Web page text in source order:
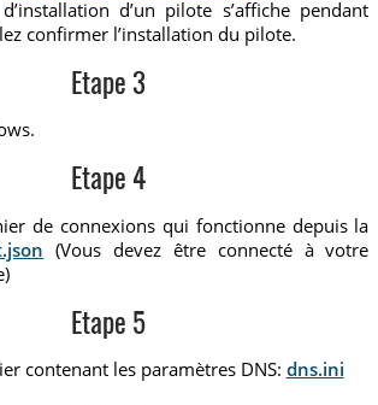
d’un pilote s’affiche pendant
confirmer l’installation du pilote.
Etape 3
Etape 4
de connexions qui fonctionne depuis la
(Vous devez être connecté à votre
Etape 5
contenant les paramètres DNS: dns.ini